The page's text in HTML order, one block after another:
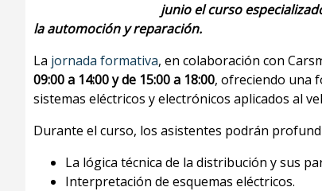
junio el curso
la automoción y reparación.
La jornada formativa, en colaboración con
09:00 a 14:00 y de 15:00 a 18:00, ofreciendo una
sistemas eléctricos y electrónicos aplicados al
Durante el curso, los asistentes podrán
La lógica técnica de la distribución y sus
Interpretación de esquemas eléctricos.